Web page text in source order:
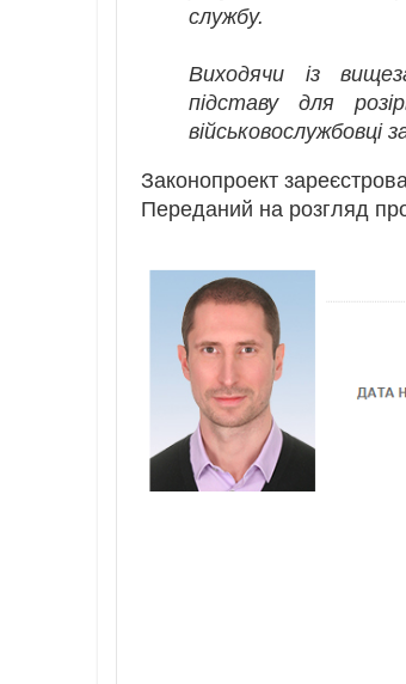
службу.
Виходячи із
підставу для
військовослужбовці
Законопроект
Переданий на розгляд